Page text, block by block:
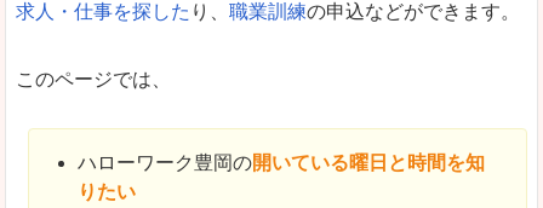
求人・仕事を探した り、 職業訓練の申込などができます。
このページでは、
ハローワーク豊岡の開いている曜日と時間を知
りたい